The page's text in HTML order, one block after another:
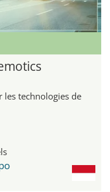
les technologies de